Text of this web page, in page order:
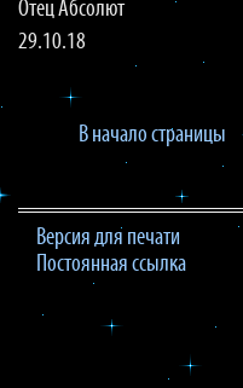
Отец Абсолют
29.10.18
В начало страницы
Версия для печати
Постоянная ссылка